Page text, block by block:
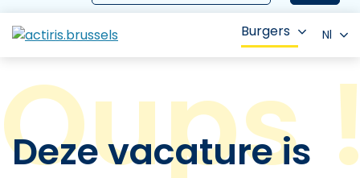
Burgers Nl
Deze vacature is